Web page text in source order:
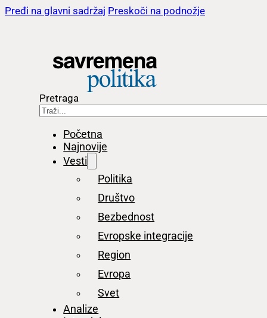
Pređi na glavni sadržaj Preskoči na podnožje
Pretraga
Početna
Najnovije
Vesti
Politika
Društvo
Bezbednost
Evropske integracije
Region
Evropa
Svet
Analize